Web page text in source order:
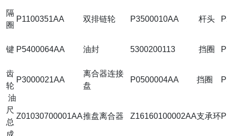
隔
圈
P1100351AA 双排链轮 P3500010AA 杆头
键 P5400064AA 油封 5300200113 挡圈
齿
轮
P3000021AA
离合器连接
盘
P0500004AA 挡圈
油
尺
总
Z01030700001AA推盘离合器 Z16160100002AA支承环